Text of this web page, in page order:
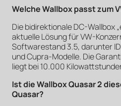
Welche Wallbox passt zum
Die bidirektionale DC-Wallbox
aktuelle Lösung für VW-
Softwarestand 3.5, darunter
und Cupra-Modelle. Die
liegt bei 10.000
Ist die Wallbox Quasar 2
Quasar?